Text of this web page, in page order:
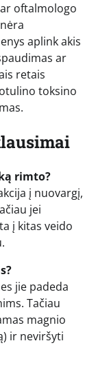
oftalmologo
aplink akis
ar
retais
toksino
rimto?
į nuovargį,
jei
į kitas veido
jie padeda
Tačiau
magnio
ir neviršyti